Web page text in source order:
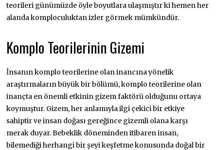
teorileri günümüzde öyle boyutlara ulaşmıştır ki hemen her
alanda komploculuktan izler görmek mümkündür.
Komplo Teorilerinin Gizemi
İnsanın komplo teorilerine olan inancına yönelik
araştırmaların büyük bir bölümü, komplo teorilerine olan
inançta en önemli etkinin gizem faktörü olduğunu ortaya
koymuştur. Gizem, her anlamıyla ilgi çekici bir etkiye
sahiptir ve insan doğası gereğince gizemli olana karşı
merak duyar. Bebeklik döneminden itibaren insan,
bilemediği herhangi bir şeyi keşfetme konusunda doğal bir